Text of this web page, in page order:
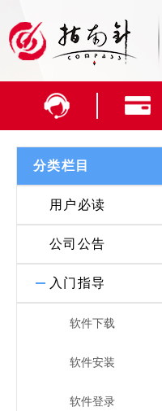
分类栏目
用户必读
公司公告
入门指导
软件下载
软件安装
软件登录